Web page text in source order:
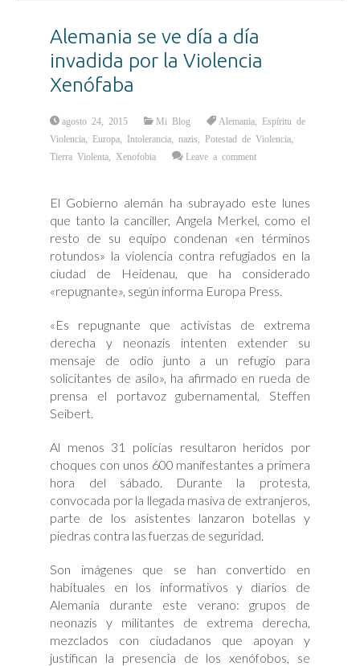
Alemania se ve día a día
invadida por la Violencia
Xenófaba
agosto 24, 2015 Mi Blog Alemania
Espíritu de
Violencia
Europa Intolerancia ,nazis Potestad de Violencia
Tierra Violenta
Xenofobia Leave a comment
El Gobierno alemán ha subrayado este lunes
que tanto la canciller, Angela Merkel, como el
resto de su equipo condenan «en términos
rotundos» la violencia contra refugiados en la
ciudad de Heidenau, que ha considerado
«repugnante», según informa Europa Press.
«Es repugnante que activistas de extrema
derecha y neonazis intenten extender su
mensaje de odio junto a un refugio para
solicitantes de asilo», ha afirmado en rueda de
prensa el portavoz gubernamental, Steffen
Seibert.
Al menos 31 policías resultaron heridos por
choques con unos 600 manifestantes a primera
hora del sábado. Durante la protesta,
convocada por la llegada masiva de extranjeros,
parte de los asistentes lanzaron botellas y
piedras contra las fuerzas de seguridad.
Son imágenes que se han convertido en
habituales en los informativos y diarios de
Alemania durante este verano: grupos de
neonazis y militantes de extrema derecha,
mezclados con ciudadanos que apoyan y
justifican la presencia de los xenófobos, se